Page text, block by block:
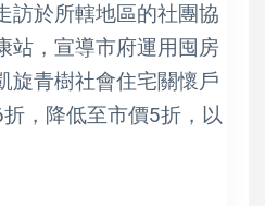
訪於所轄地區的社團協
站，宣導市府運用囤房
旋青樹社會住宅關懷戶
，降低至市價5折，以